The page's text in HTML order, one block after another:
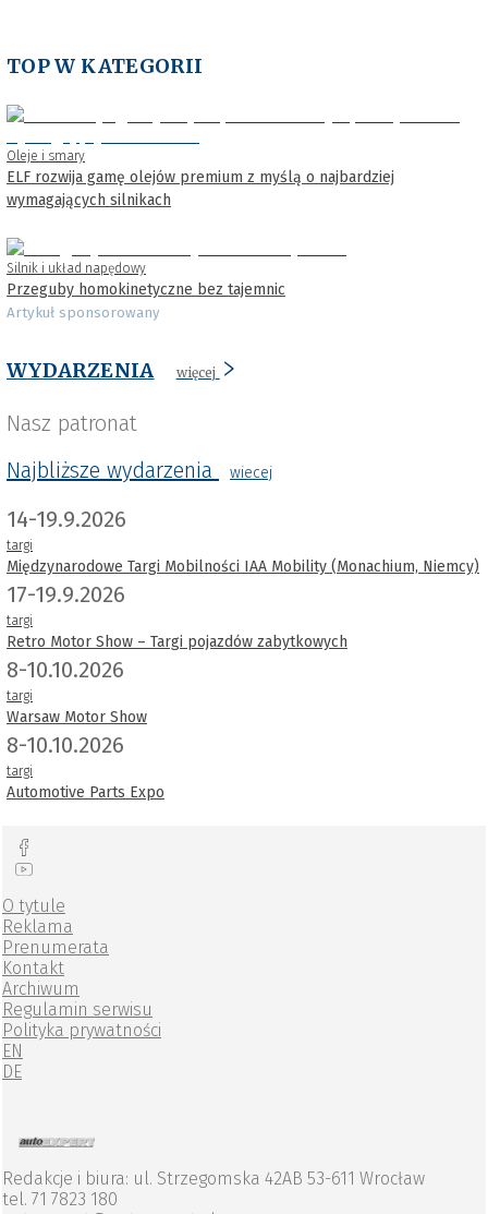
TOP W KATEGORII
Oleje i smary
ELF rozwija gamę olejów premium z myślą o najbardziej
wymagających silnikach
Silnik i układ napędowy
Przeguby homokinetyczne bez tajemnic
Artykuł sponsorowany
WYDARZENIA więcej
Nasz patronat
Najbliższe wydarzenia
wiecej
14-19.9.2026
targi
Międzynarodowe Targi Mobilności IAA Mobility (Monachium, Niemcy)
17-19.9.2026
targi
Retro Motor Show – Targi pojazdów zabytkowych
8-10.10.2026
targi
Warsaw Motor Show
8-10.10.2026
targi
Automotive Parts Expo
O tytule
Reklama
Prenumerata
Kontakt
Archiwum
Regulamin serwisu
Polityka prywatności
EN
DE
Redakcje i biura: ul. Strzegomska 42AB 53-611 Wrocław
tel. 71 7823 180